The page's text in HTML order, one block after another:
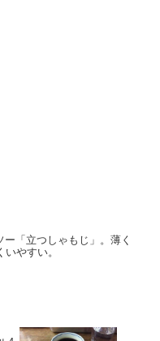
ー「立つしゃもじ」。薄く
やすい。